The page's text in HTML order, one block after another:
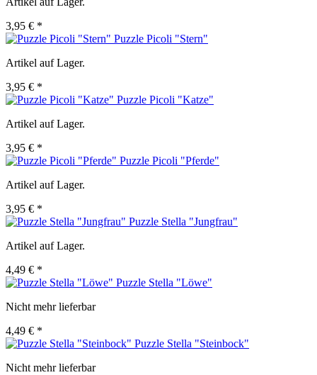
3,95 € *
Puzzle Picoli "Stern"
Artikel auf Lager.
3,95 € *
Puzzle Picoli "Katze"
Artikel auf Lager.
3,95 € *
Puzzle Picoli "Pferde"
Artikel auf Lager.
3,95 € *
Puzzle Stella "Jungfrau"
Artikel auf Lager.
4,49 € *
Puzzle Stella "Löwe"
Nicht mehr lieferbar
4,49 € *
Puzzle Stella "Steinbock"
Nicht mehr lieferbar